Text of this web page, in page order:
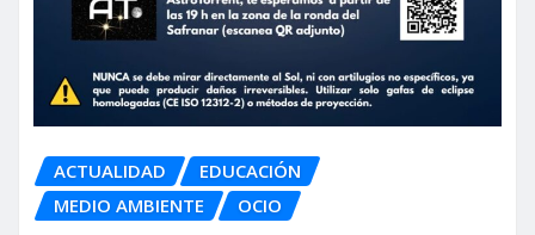
ACTUALIDAD
EDUCACIÓN
MEDIO AMBIENTE
OCIO